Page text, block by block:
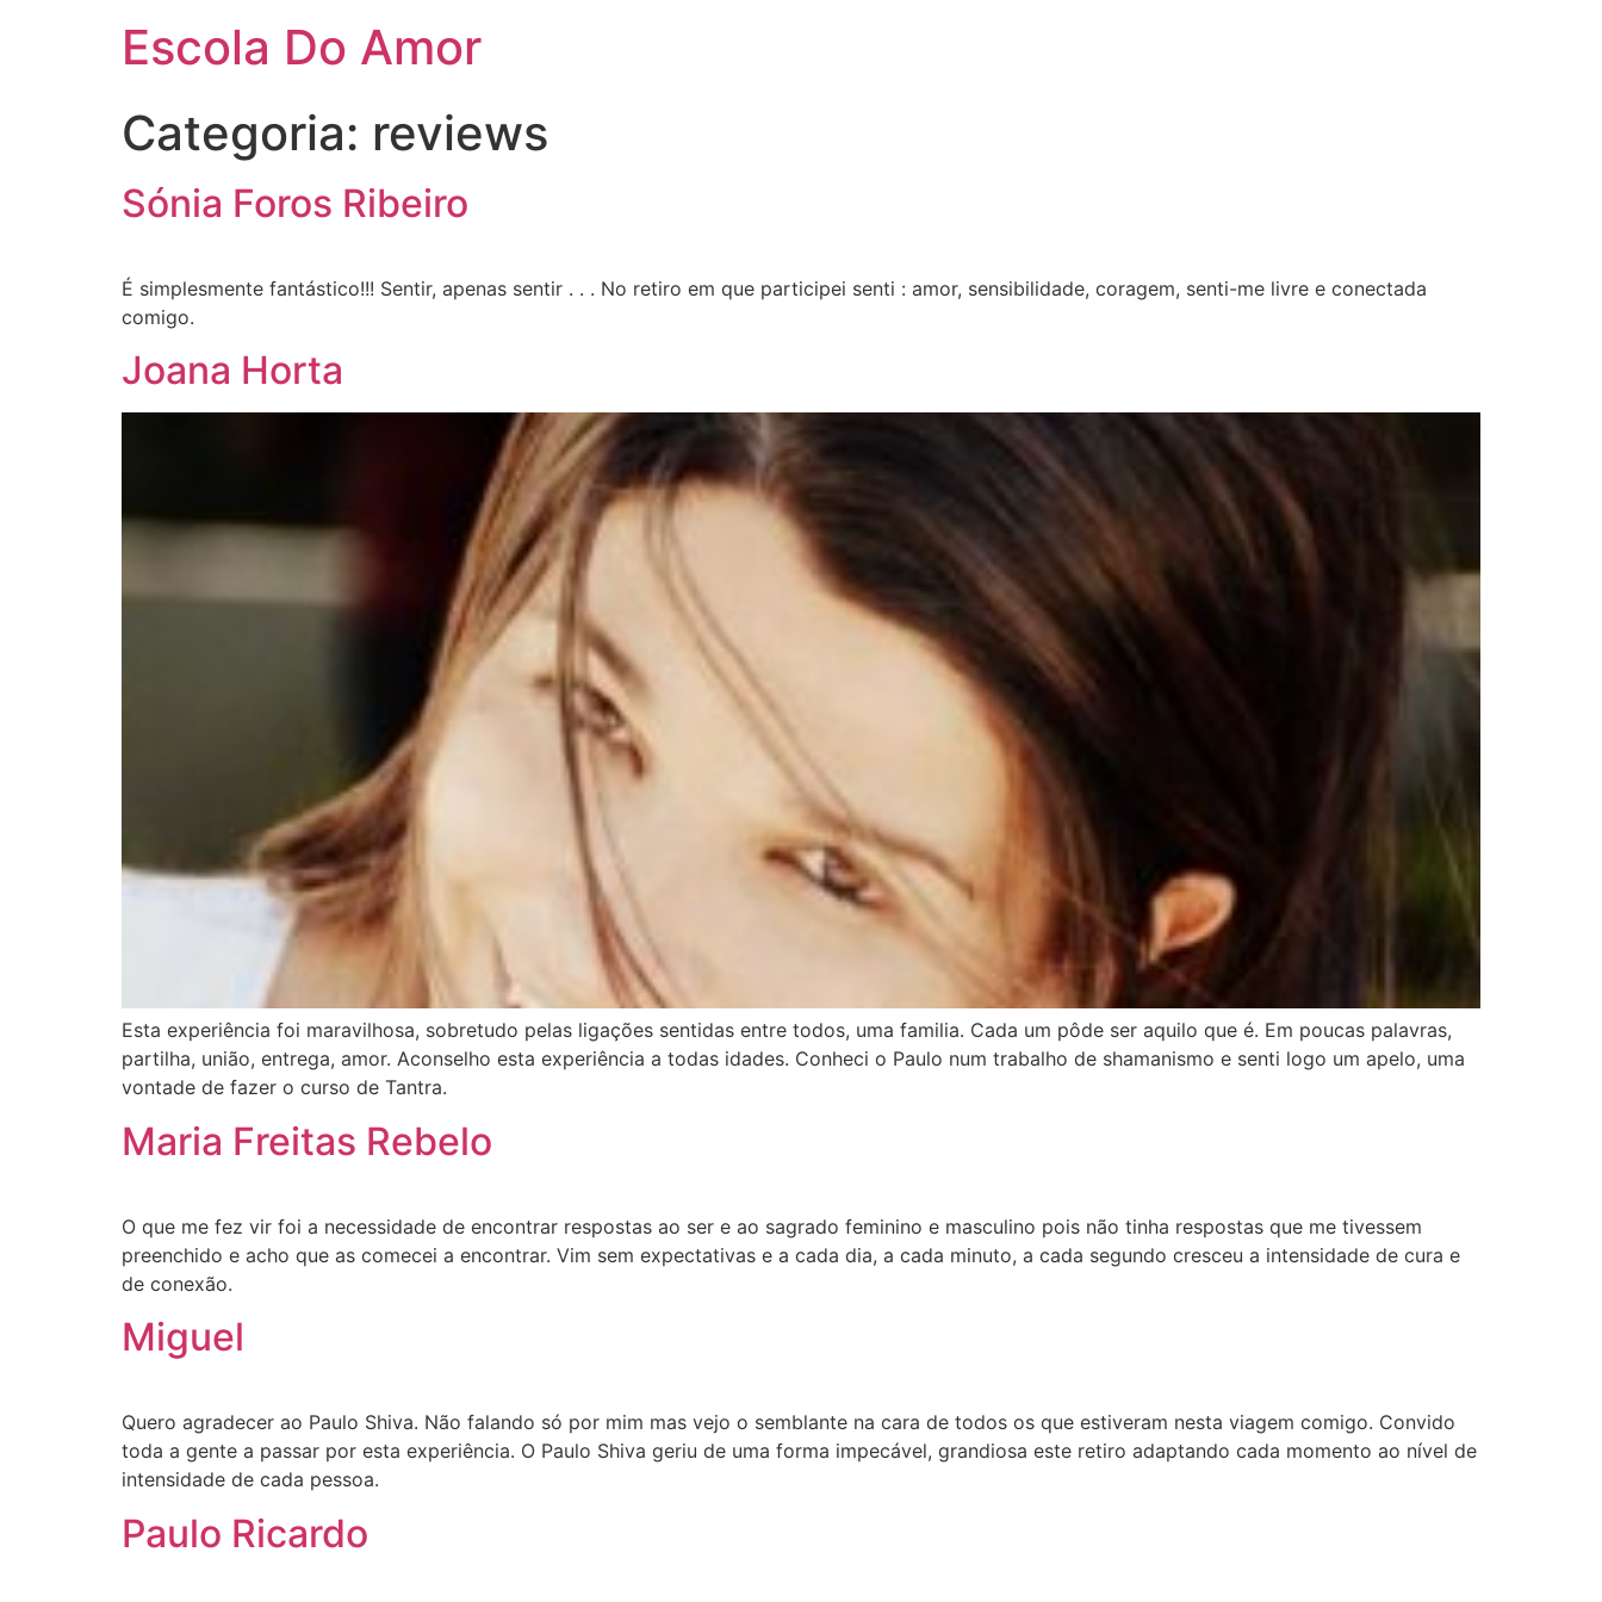
Escola Do Amor
Categoria: reviews
Sónia Foros Ribeiro
É simplesmente fantástico!!! Sentir, apenas sentir . . . No retiro em que participei senti : amor, sensibilidade, coragem, senti-me livre e conectada
comigo.
Joana Horta
Esta experiência foi maravilhosa, sobretudo pelas ligações sentidas entre todos, uma familia. Cada um pôde ser aquilo que é. Em poucas palavras,
partilha, união, entrega, amor. Aconselho esta experiência a todas idades. Conheci o Paulo num trabalho de shamanismo e senti logo um apelo, uma
vontade de fazer o curso de Tantra.
Maria Freitas Rebelo
O que me fez vir foi a necessidade de encontrar respostas ao ser e ao sagrado feminino e masculino pois não tinha respostas que me tivessem
preenchido e acho que as comecei a encontrar. Vim sem expectativas e a cada dia, a cada minuto, a cada segundo cresceu a intensidade de cura e
de conexão.
Miguel
Quero agradecer ao Paulo Shiva. Não falando só por mim mas vejo o semblante na cara de todos os que estiveram nesta viagem comigo. Convido
toda a gente a passar por esta experiência. O Paulo Shiva geriu de uma forma impecável, grandiosa este retiro adaptando cada momento ao nível de
intensidade de cada pessoa.
Paulo Ricardo